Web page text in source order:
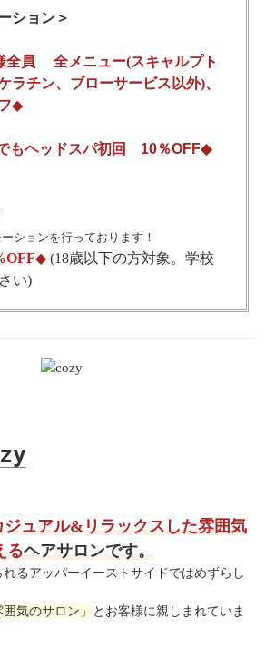
ション＞
全員 全メニュー(スキャルプト
ラチン、ブローサービス以外)、
◆
もヘッドスパ初回 10％OFF◆
ションを行っております！
◆ (18歳以下の方対象。学校
い)
ジュアル&リラックスした雰囲気
るヘアサロンです。
るアッパーイーストサイドではめずらし
気のサロン」
とお客様に親しまれていま